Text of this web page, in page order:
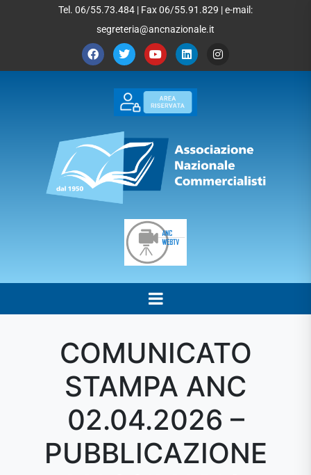
Tel. 06/55.73.484 | Fax 06/55.91.829 | e-mail:
segreteria@ancnazionale.it
COMUNICATO
STAMPA ANC
02.04.2026 –
PUBBLICAZIONE